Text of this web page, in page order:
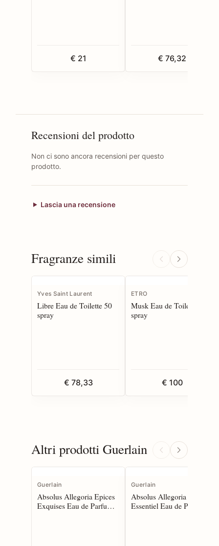
€ 21 € 76,32
Recensioni del prodotto
Non ci sono ancora recensioni per questo
prodotto.
Lascia una recensione
Fragranze simili
Yves Saint Laurent
Libre Eau de Toilette 50
spray
€ 78,33
ETRO
Musk Eau de Toilette 100
spray
€ 100
Altri prodotti Guerlain
Guerlain
Absolus Allegoria Epices
Exquises Eau de Parfum
Guerlain
Absolus Allegoria Oud
Essentiel Eau de Parfum